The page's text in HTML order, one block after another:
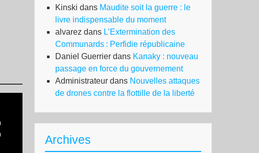
Kinski dans Maudite soit la guerre : le
livre indispensable du moment
alvarez dans L’Extermination des
Communards : Perfidie républicaine
Daniel Guerrier dans Kanaky : nouveau
passage en force du gouvernement
Administrateur dans Nouvelles attaques
de drones contre la flottille de la liberté
Archives